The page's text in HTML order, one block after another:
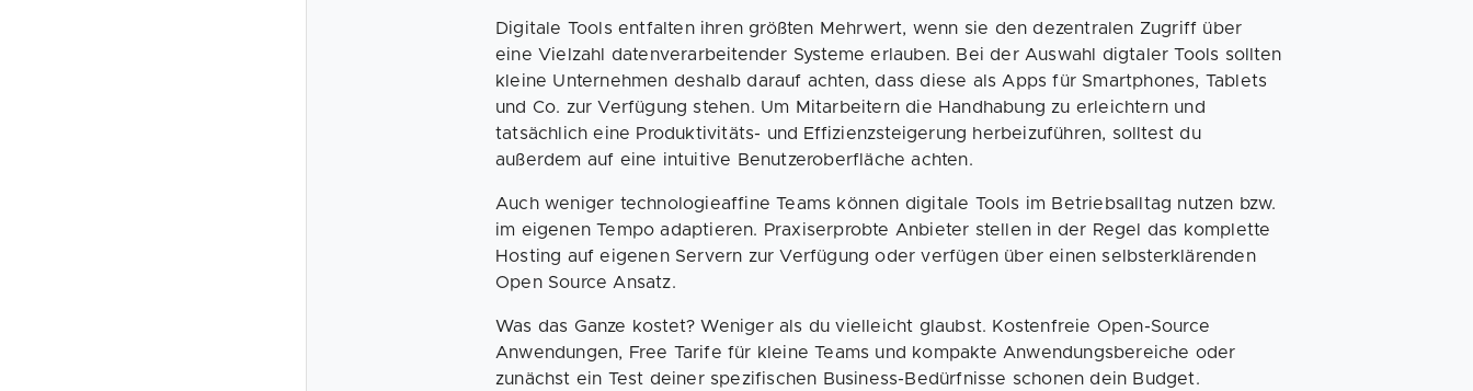
Digitale Tools entfalten ihren größten Mehrwert, wenn sie den dezentralen Zugriff über
eine Vielzahl datenverarbeitender Systeme erlauben. Bei der Auswahl digtaler Tools sollten
kleine Unternehmen deshalb darauf achten, dass diese als Apps für Smartphones, Tablets
und Co. zur Verfügung stehen. Um Mitarbeitern die Handhabung zu erleichtern und
tatsächlich eine Produktivitäts- und Effizienzsteigerung herbeizuführen, solltest du
außerdem auf eine intuitive Benutzeroberfläche achten.
Auch weniger technologieaffine Teams können digitale Tools im Betriebsalltag nutzen bzw.
im eigenen Tempo adaptieren. Praxiserprobte Anbieter stellen in der Regel das komplette
Hosting auf eigenen Servern zur Verfügung oder verfügen über einen selbsterklärenden
Open Source Ansatz.
Was das Ganze kostet? Weniger als du vielleicht glaubst. Kostenfreie Open-Source
Anwendungen, Free Tarife für kleine Teams und kompakte Anwendungsbereiche oder
zunächst ein Test deiner spezifischen Business-Bedürfnisse schonen dein Budget.